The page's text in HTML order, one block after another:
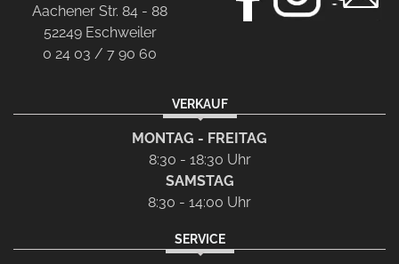
Aachener Str. 84 - 88
52249 Eschweiler
0 24 03 / 7 90 60
VERKAUF
MONTAG - FREITAG
8:30 - 18:30 Uhr
SAMSTAG
8:30 - 14:00 Uhr
SERVICE